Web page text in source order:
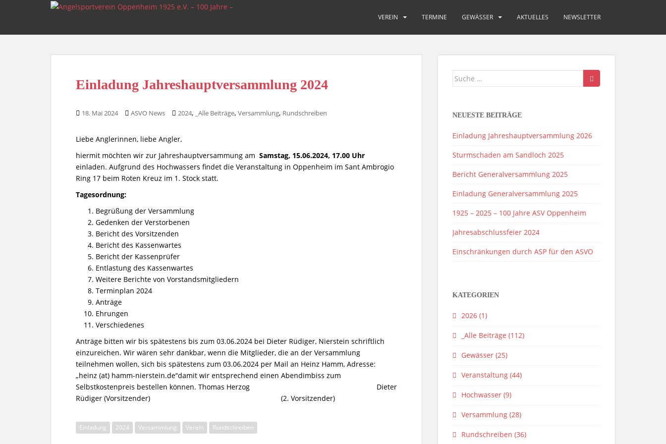
VEREIN TERMINE GEWÄSSER AKTUELLES NEWSLETTER
Einladung Jahreshauptversammlung 2024
18. Mai 2024 ASVO News 2024, _Alle Beiträge, Versammlung, Rundschreiben
Liebe Anglerinnen, liebe Angler,
hiermit möchten wir zur Jahreshauptversammung am Samstag, 15.06.2024, 17.00 Uhr
einladen. Aufgrund des Hochwassers findet die Veranstaltung in Oppenheim im Sant Ambrogio
Ring 17 beim Roten Kreuz im 1. Stock statt.
Tagesordnung:
Begrüßung der Versammlung
Gedenken der Verstorbenen
Bericht des Vorsitzenden
Bericht des Kassenwartes
Bericht der Kassenprüfer
Entlastung des Kassenwartes
Weitere Berichte von Vorstandsmitgliedern
Terminplan 2024
Anträge
Ehrungen
Verschiedenes
Anträge bitten wir bis spätestens bis zum 03.06.2024 bei Dieter Rüdiger, Nierstein schriftlich
einzureichen. Wir wären sehr dankbar, wenn die Mitglieder, die an der Versammlung
teilnehmen wollen, sich bis spätestens zum 03.06.2024 per Mail an Heinz Hamm, Adresse:
„heinz (at) hamm-nierstein.de“damit wir entsprechend einen Abendimbiss zum
Selbstkostenpreis bestellen können. Thomas Herzog Dieter
Rüdiger (Vorsitzender) (2. Vorsitzender)
Einladung 2024 Versammlung Verein Rundschreiben
Suche
NEUESTE BEITRÄGE
Einladung Jahreshauptversammlung 2026
Sturmschaden am Sandloch 2025
Bericht Generalversammlung 2025
Einladung Generalversammlung 2025
1925 – 2025 – 100 Jahre ASV Oppenheim
Jahresabschlussfeier 2024
Einschränkungen durch ASP für den ASVO
KATEGORIEN
2026 (1)
_Alle Beiträge (112)
Gewässer (25)
Veranstaltung (44)
Hochwasser (9)
Versammlung (28)
Rundschreiben (36)